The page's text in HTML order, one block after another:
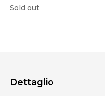
Sold out
Dettaglio